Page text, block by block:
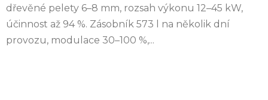
dřevěné pelety 6–8 mm, rozsah výkonu 12–45 kW,
účinnost až 94 %. Zásobník 573 l na několik dní
provozu, modulace 30–100 %,...